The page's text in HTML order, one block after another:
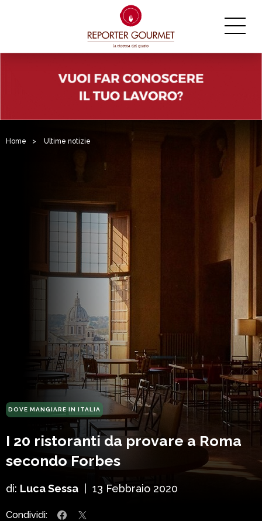
Home > Ultime notizie
DOVE MANGIARE IN ITALIA
I 20 ristoranti da provare a Roma
secondo Forbes
di: Luca Sessa 13 Febbraio 2020
Condividi: